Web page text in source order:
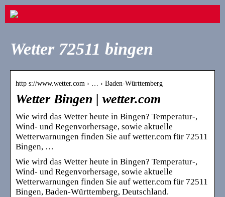
Wetter 72511 bingen
http s://www.wetter.com › … › Baden-Württemberg
Wetter Bingen | wetter.com
Wie wird das Wetter heute in Bingen? Temperatur-,
Wind- und Regenvorhersage, sowie aktuelle
Wetterwarnungen finden Sie auf wetter.com für 72511
Bingen, …
Wie wird das Wetter heute in Bingen? Temperatur-,
Wind- und Regenvorhersage, sowie aktuelle
Wetterwarnungen finden Sie auf wetter.com für 72511
Bingen, Baden-Württemberg, Deutschland.